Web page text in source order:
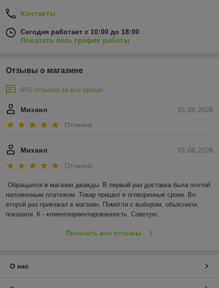
Контакты
Сегодня работает с 10:00 до 18:00
Показать весь график работы
Отзывы о магазине
690 отзывов за всё время
01.08.2026
Михаил
Отлично
01.08.2026
Михаил
Отлично
Обращался в магазин дважды. В первый раз доставка была почтой
наложенным платежом. Товар пришел в оговоренные сроки. Во
второй раз приезжал в магазин. Помогли с выбором, объяснили,
показали. К - клиентоориентированность. Советую.
Показать все отзывы
О нас